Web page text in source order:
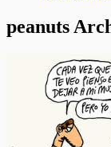
peanuts